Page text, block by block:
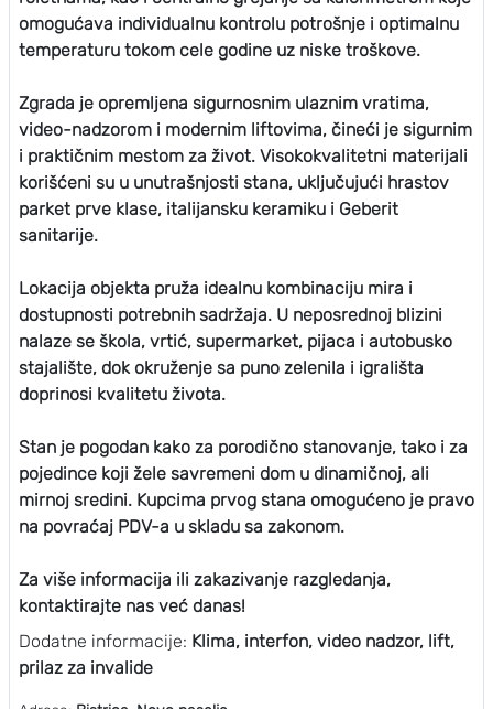
omogućava individualnu kontrolu potrošnje i optimalnu
temperaturu tokom cele godine uz niske troškove.
Zgrada je opremljena sigurnosnim ulaznim vratima,
video-nadzorom i modernim liftovima, čineći je sigurnim
i praktičnim mestom za život. Visokokvalitetni materijali
korišćeni su u unutrašnjosti stana, uključujući hrastov
parket prve klase, italijansku keramiku i Geberit
sanitarije.
Lokacija objekta pruža idealnu kombinaciju mira i
dostupnosti potrebnih sadržaja. U neposrednoj blizini
nalaze se škola, vrtić, supermarket, pijaca i autobusko
stajalište, dok okruženje sa puno zelenila i igrališta
doprinosi kvalitetu života.
Stan je pogodan kako za porodično stanovanje, tako i za
pojedince koji žele savremeni dom u dinamičnoj, ali
mirnoj sredini. Kupcima prvog stana omogućeno je pravo
na povraćaj PDV-a u skladu sa zakonom.
Za više informacija ili zakazivanje razgledanja,
kontaktirajte nas već danas!
Dodatne informacije: Klima, interfon, video nadzor, lift,
prilaz za invalide